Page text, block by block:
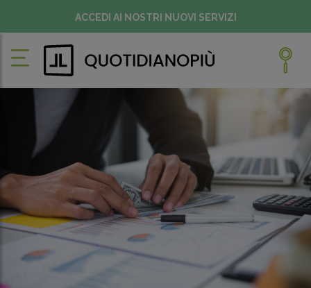
ACCEDI AI NOSTRI NUOVI SERVIZI